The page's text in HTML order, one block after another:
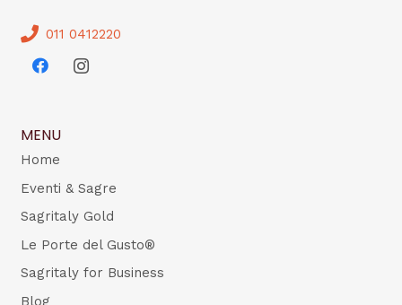
011 0412220
MENU
Home
Eventi & Sagre
Sagritaly Gold
Le Porte del Gusto®
Sagritaly for Business
Blog